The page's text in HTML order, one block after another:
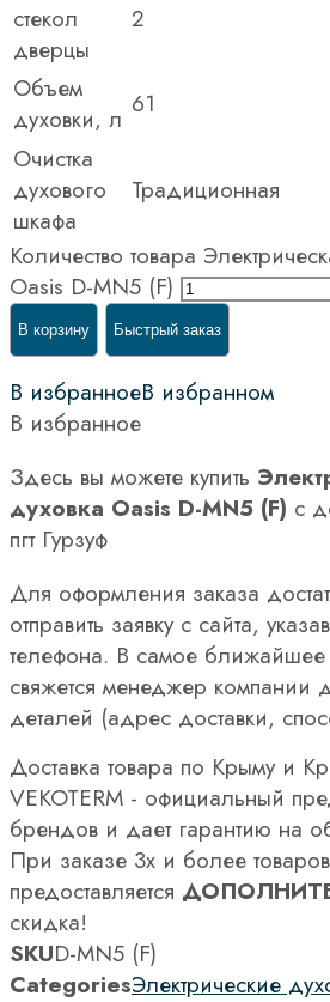
стекол
дверцы
2
Объем
духовки, л 61
Очистка
духового
шкафа
Традиционная
Количество товара
Oasis D-MN5 (F)
В корзину Быстрый заказ
В избранноеВ избранном
В избранное
Здесь вы можете купить
духовка Oasis D-MN5 (F) с
пгт Гурзуф
Для оформления заказа
отправить заявку с сайта,
телефона. В самое ближайшее
свяжется менеджер компании
деталей (адрес доставки,
Доставка товара по Крыму и
VEKOTERM - официальный
брендов и дает гарантию на
При заказе 3х и более товаров
предоставляется
скидка!
SKUD-MN5 (F)
CategoriesЭлектрические